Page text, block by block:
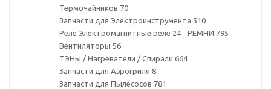
Термочайников 70
Запчасти для Электроинструмента 510
Реле Электромагнитные реле 24 РЕМНИ 795
Вентиляторы 56
ТЭНы / Нагреватели / Спирали 664
Запчасти для Аэрогриля 8
Запчасти для Пылесосов 781